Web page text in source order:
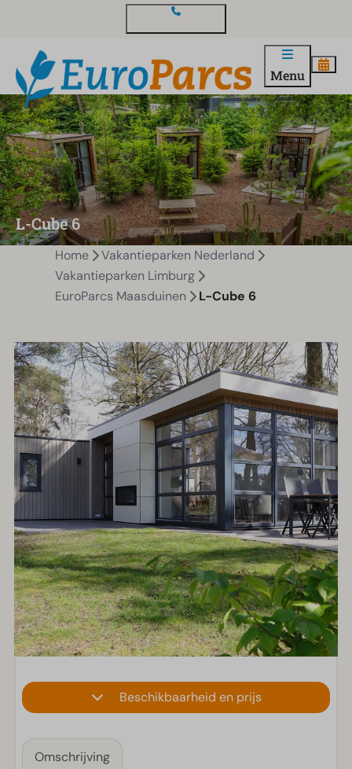
Menu
L-Cube 6
Home
Vakantieparken Nederland
Vakantieparken Limburg
EuroParcs Maasduinen
L-Cube 6
Beschikbaarheid en prijs
Omschrijving